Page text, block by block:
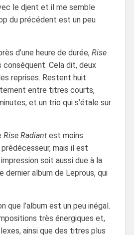
le djent et il me semble
du précédent est un peu
d’une heure de durée, Rise
Cela dit, deux
reprises. Restent huit
entre titres courts,
et un trio qui s’étale sur
Rise Radiantest moins
mais il est
soit aussi due à la
dernier album de Leprous, qui
que l’album est un peu inégal.
très énergiques et,
ainsi que des titres plus